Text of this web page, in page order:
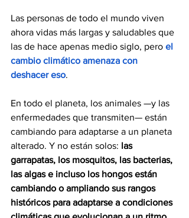
Las personas de todo el mundo viven
ahora vidas más largas y saludables que
las de hace apenas medio siglo, pero el
cambio climático amenaza con
deshacer eso.
En todo el planeta, los animales —y las
enfermedades que transmiten— están
cambiando para adaptarse a un planeta
alterado. Y no están solos: las
garrapatas, los mosquitos, las bacterias,
las algas e incluso los hongos están
cambiando o ampliando sus rangos
históricos para adaptarse a condiciones